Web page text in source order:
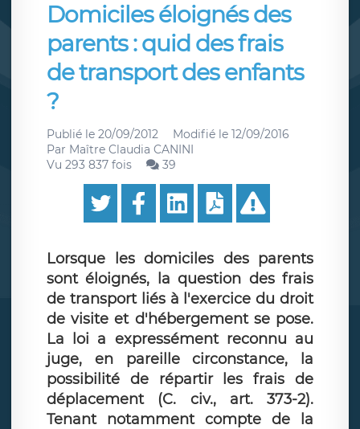
Domiciles éloignés des
parents : quid des frais
de transport des enfants
?
Publié le 20/09/2012 Modifié le 12/09/2016
Par Maître Claudia CANINI
Vu 293 837 fois
39
Lorsque les domiciles des parents
sont éloignés, la question des frais
de transport liés à l'exercice du droit
de visite et d'hébergement se pose.
La loi a expressément reconnu au
juge, en pareille circonstance, la
possibilité de répartir les frais de
déplacement (C. civ., art. 373-2).
Tenant notamment compte de la